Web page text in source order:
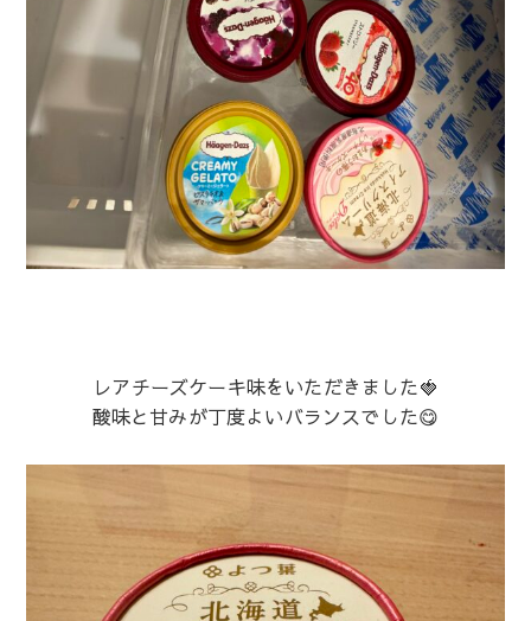
レアチーズケーキ味をいただきました🍓
酸味と甘みが丁度よいバランスでした😋